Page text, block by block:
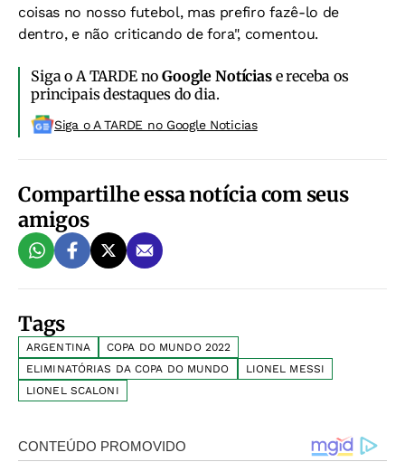
coisas no nosso futebol, mas prefiro fazê-lo de
dentro, e não criticando de fora", comentou.
Siga o A TARDE noGoogle Notíciase receba os
principais destaques do dia.
Siga o A TARDE no Google Noticias
Compartilhe essa notícia com seus
amigos
Tags
ARGENTINA
COPA DO MUNDO 2022
ELIMINATÓRIAS DA COPA DO MUNDO
LIONEL MESSI
LIONEL SCALONI